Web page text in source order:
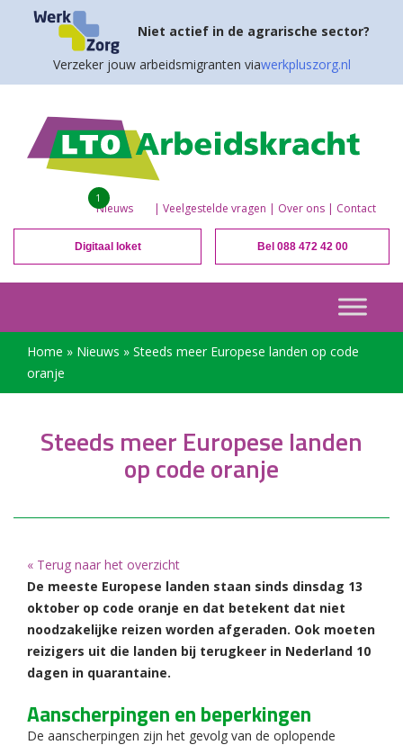
Niet actief in de agrarische sector?
Verzeker jouw arbeidsmigranten viawerkpluszorg.nl
Nieuws
1
| Veelgestelde vragen | Over ons | Contact
Digitaal loket Bel 088 472 42 00
Home » Nieuws » Steeds meer Europese landen op code
oranje
Steeds meer Europese landen
op code oranje
« Terug naar het overzicht
De meeste Europese landen staan sinds dinsdag 13
oktober op code oranje en dat betekent dat niet
noodzakelijke reizen worden afgeraden. Ook moeten
reizigers uit die landen bij terugkeer in Nederland 10
dagen in quarantaine.
Aanscherpingen en beperkingen
De aanscherpingen zijn het gevolg van de oplopende